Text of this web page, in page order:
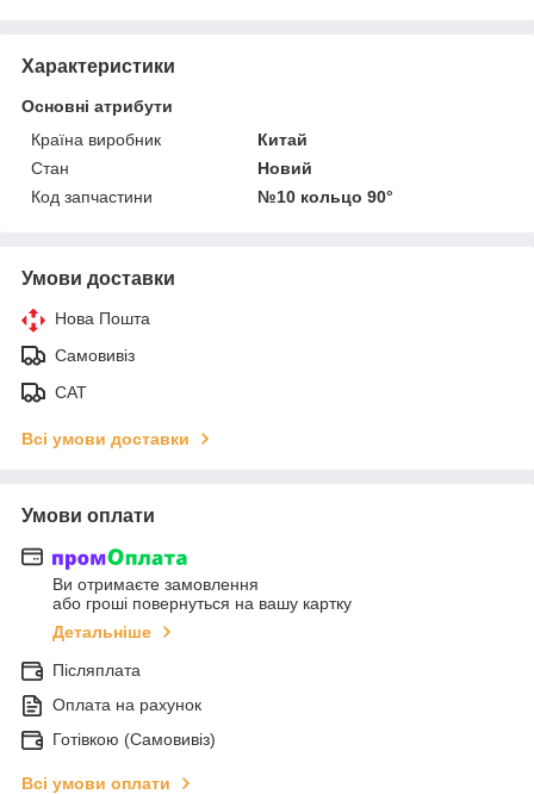
Характеристики
Основні атрибути
Країна виробник
Китай
Стан
Новий
Код запчастини
№10 кольцо 90°
Умови доставки
Нова Пошта
Самовивіз
САТ
Всі умови доставки
Умови оплати
Ви отримаєте замовлення
або гроші повернуться на вашу картку
Детальніше
Післяплата
Оплата на рахунок
Готівкою (Самовивіз)
Всі умови оплати